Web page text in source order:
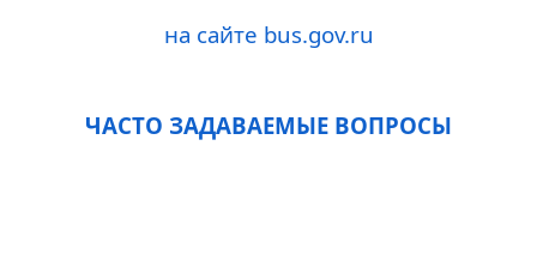
на сайте bus.gov.ru
ЧАСТО ЗАДАВАЕМЫЕ ВОПРОСЫ